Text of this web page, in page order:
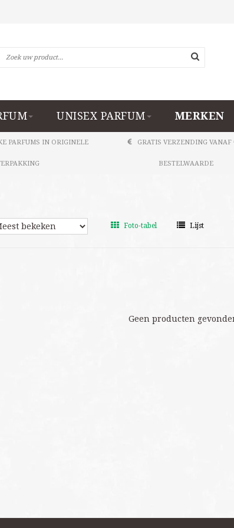
UNISEX PARFUM MERKEN
PARFUMS IN ORIGINELE GRATIS VERZENDING VANAF
BESTELWAARDE
Foto-tabel Lijst
Geen producten